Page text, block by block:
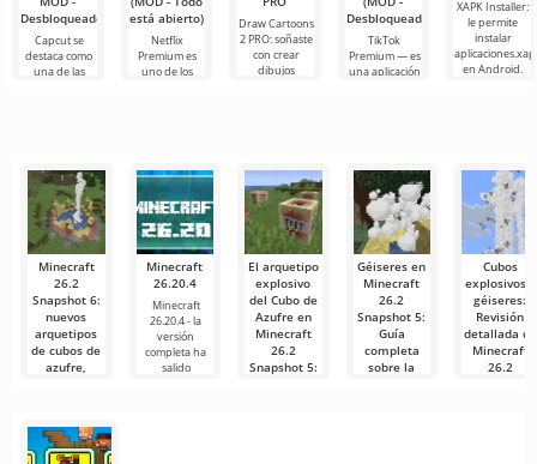
Desbloqueado)
Capcut se
destaca como
una de las
está abierto)
Netflix
Premium es
uno de los
Draw Cartoons
2 PRO: soñaste
con crear
dibujos
Desbloqueado)
TikTok
Premium — es
una aplicación
XAPK Installer:
le permite
instalar
en Android.
Minecraft
26.2
Snapshot 6:
nuevos
arquetipos
de cubos de
azufre,
decenas de
correcciones
Minecraft
26.20.4
Minecraft
26.20.4 - la
versión
completa ha
salido
El arquetipo
explosivo
del Cubo de
Azufre en
Minecraft
26.2
Snapshot 5:
Géiseres en
Minecraft
26.2
Snapshot 5:
Guía
completa
sobre la
Cubos
explosivos y
géiseres:
Revisión
detallada de
Minecraft
26.2